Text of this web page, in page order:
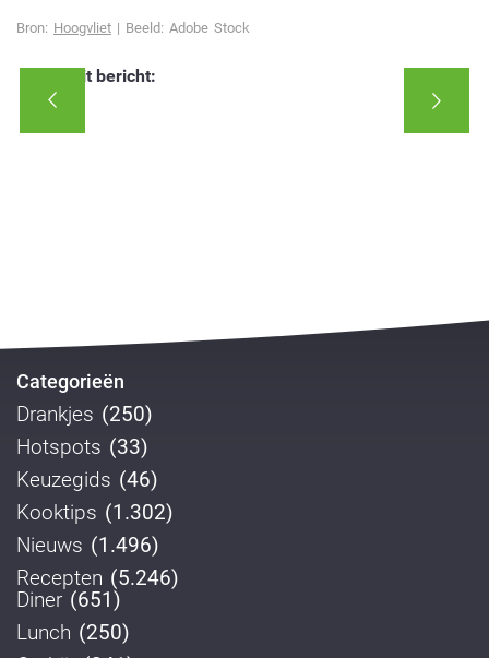
Bron: Hoogvliet | Beeld: Adobe Stock
Deel dit bericht:
Categorieën
Drankjes (250)
Hotspots (33)
Keuzegids (46)
Kooktips (1.302)
Nieuws (1.496)
Recepten (5.246)
Diner (651)
Lunch (250)